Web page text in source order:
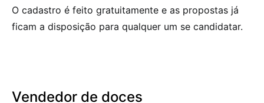
O cadastro é feito gratuitamente e as propostas já
ficam a disposição para qualquer um se candidatar.
Vendedor de doces